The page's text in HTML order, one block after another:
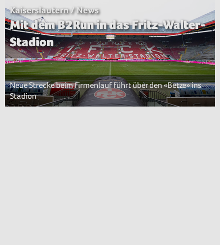
Kaiserslautern / News
Mit dem B2Run in das Fritz-Walter-
Stadion
Neue Strecke beim Firmenlauf führt über den «Betze» ins
Stadion